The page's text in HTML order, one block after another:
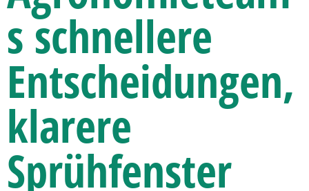
s schnellere
Entscheidungen,
klarere
Sprühfenster